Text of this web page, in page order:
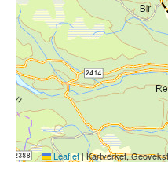
Leaflet|Kartverket,